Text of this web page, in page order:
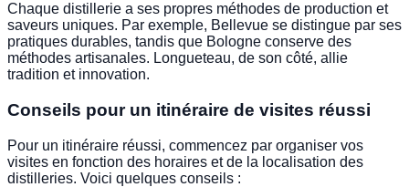
Chaque distillerie a ses propres méthodes de production et
saveurs uniques. Par exemple, Bellevue se distingue par ses
pratiques durables, tandis que Bologne conserve des
méthodes artisanales. Longueteau, de son côté, allie
tradition et innovation.
Conseils pour un itinéraire de visites réussi
Pour un itinéraire réussi, commencez par organiser vos
visites en fonction des horaires et de la localisation des
distilleries. Voici quelques conseils :